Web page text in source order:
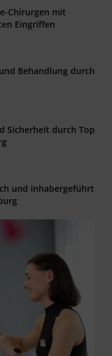
Chirurgen mit
Eingriffen
Behandlung durch
Sicherheit durch Top
und inhabergeführt